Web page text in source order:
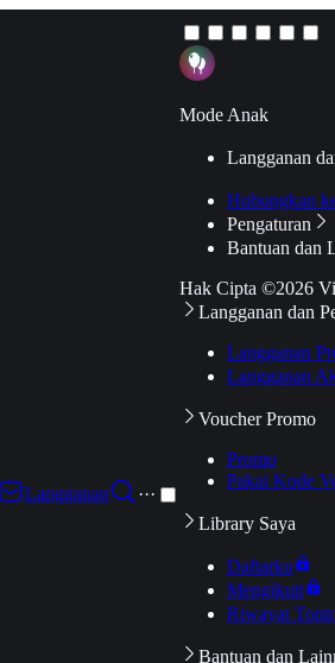
Langganan
···
Mode Anak
Langganan
Hubungkan
Pengaturan
Bantuan dan
Hak Cipta ©2026
Langganan dan
Langganan
Langganan
Voucher Promo
Promo
Pakai Kode
Library Saya
Daftarku
Mengikuti
Riwayat
Bantuan dan